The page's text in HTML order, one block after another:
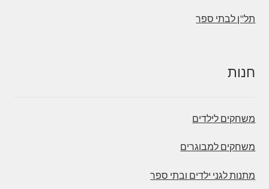
תל"ן לבתי ספר
חנות
משחקים לילדים
משחקים למבוגרים
מתנות לגני ילדים ובתי ספר